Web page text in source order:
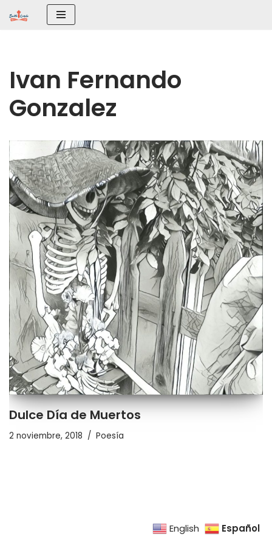
Ivan Fernando
Gonzalez
Dulce Día de Muertos
2 noviembre, 2018 Poesía
English Español